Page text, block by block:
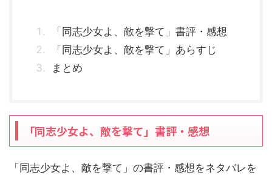
「同志少女よ、敵を撃て」書評・感想
「同志少女よ、敵を撃て」あらすじ
まとめ
「同志少女よ、敵を撃て」書評・感想
「同志少女よ、敵を撃て」の書評・感想をネタバレを